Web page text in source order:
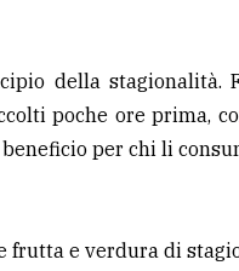
della stagionalità.
poche ore prima,
per chi li
frutta e verdura di